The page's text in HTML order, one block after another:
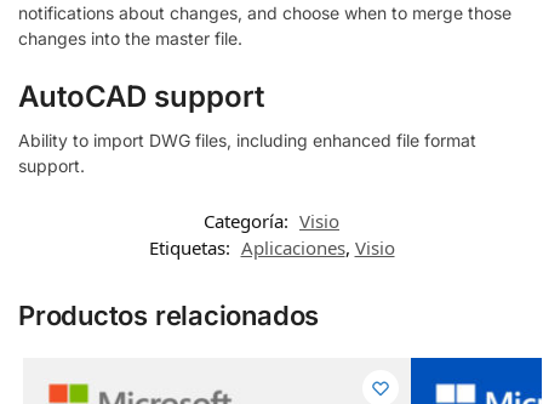
notifications about changes, and choose when to merge those
changes into the master file.
AutoCAD support
Ability to import DWG files, including enhanced file format
support.
Categoría: Visio
Etiquetas: Aplicaciones, Visio
Productos relacionados